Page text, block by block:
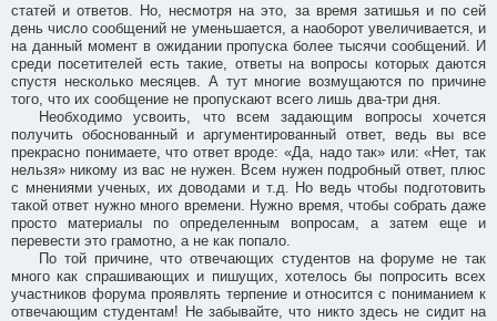
статей и ответов. Но, несмотря на это, за время затишья и по сей
день число сообщений не уменьшается, а наоборот увеличивается, и
на данный момент в ожидании пропуска более тысячи сообщений. И
среди посетителей есть такие, ответы на вопросы которых даются
спустя несколько месяцев. А тут многие возмущаются по причине
того, что их сообщение не пропускают всего лишь два-три дня.
Необходимо усвоить, что всем задающим вопросы хочется
получить обоснованный и аргументированный ответ, ведь вы все
прекрасно понимаете, что ответ вроде: «Да, надо так» или: «Нет, так
нельзя» никому из вас не нужен. Всем нужен подробный ответ, плюс
с мнениями ученых, их доводами и т.д. Но ведь чтобы подготовить
такой ответ нужно много времени. Нужно время, чтобы собрать даже
просто материалы по определенным вопросам, а затем еще и
перевести это грамотно, а не как попало.
По той причине, что отвечающих студентов на форуме не так
много как спрашивающих и пишущих, хотелось бы попросить всех
участников форума проявлять терпение и относится с пониманием к
отвечающим студентам! Не забывайте, что никто здесь не сидит на